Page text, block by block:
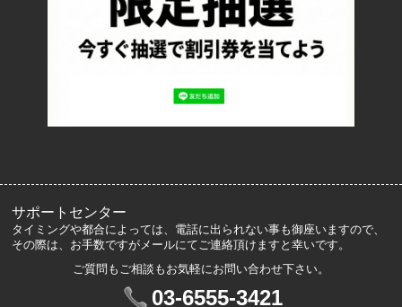
プライバシーポリシー
ロッカーズについて
サポートセンター
タイミングや都合によっては、電話に出られない事も御座いますので、
その際は、お手数ですがメールにてご連絡頂けますと幸いです。
ご質問もご相談もお気軽にお問い合わせ下さい。
03-6555-3421